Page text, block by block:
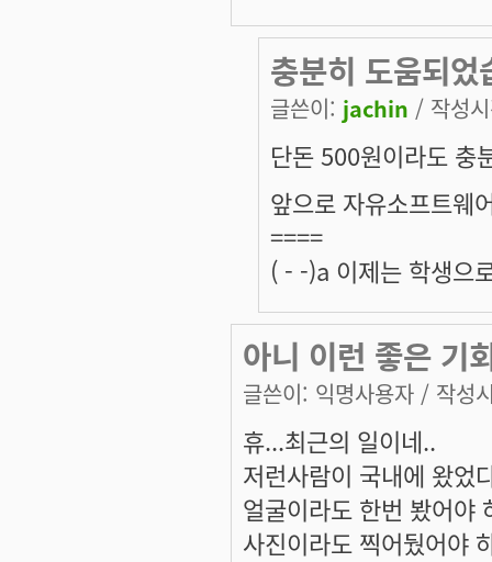
충분히 도움되었
글쓴이: jachin / 작성
단돈 500원이라도 충
앞으로 자유소프트웨
====
( - -)a 이제는 학생으
아니 이런 좋은 기
글쓴이: 익명사용자 / 작성
휴...최근의 일이네..
저런사람이 국내에 왔었
얼굴이라도 한번 봤어야
사진이라도 찍어뒀어야